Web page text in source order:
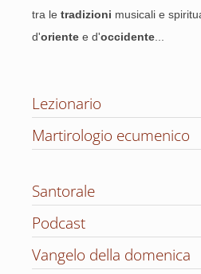
tra le tradizioni musicali e
d'oriente e d'occidente
Lezionario
Martirologio ecumenico
Gennaio
Giorno per giorno le ricorrenze
Santorale
Podcast
Vangelo della domenica